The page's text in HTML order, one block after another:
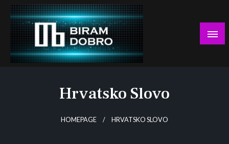
Skip
content
Hrvatsko Slovo
HOMEPAGE HRVATSKO SLOVO